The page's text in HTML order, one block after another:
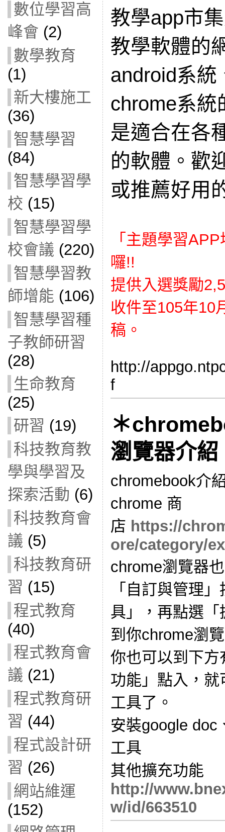
數位學習高
峰會 (2)
數學教育
(1)
新大樓施工
(36)
智慧學習
(84)
智慧學習學
校 (15)
智慧學習學
校會議 (220)
智慧學習教
師增能 (106)
智慧學習種
子教師研習
(28)
生命教育
(25)
研習 (19)
科技教育教
學與學習及
探索活動 (6)
科技教育會
議 (5)
科技教育研
習 (15)
程式教育
(40)
程式教育會
議 (21)
程式教育研
習 (44)
程式設計研
習 (26)
網站維運
(152)
教學app市
教學軟體的
android系統
chrome系統
是適合在各
的軟體。歡
或推薦好用
「主題學習
囉!!
提供入選獎勵
收件至105年10
稿。
http://
f
＊
瀏覽器介紹
chromebook介
chrome 商
店 https://
ore/category/
chrome瀏覽器
「自訂與管理
具」，再點選
到你chrome瀏
你也可以到下
功能」點入，
工具了。
安裝google doc
工具
其他擴充功能
http://
w/id/663510